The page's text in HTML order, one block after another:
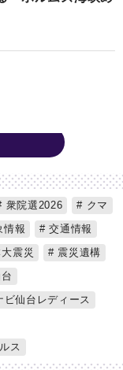
衆院選2026
クマ
報
交通情報
震災
震災遺構
仙台レディース
ス